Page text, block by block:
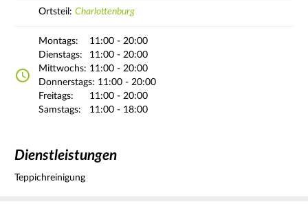
Ortsteil: Charlottenburg
Montags:
11:00 - 20:00
Dienstags:
11:00 - 20:00
Mittwochs: 11:00 - 20:00
Donnerstags: 11:00 - 20:00
Freitags:
11:00 - 20:00
Samstags:
11:00 - 18:00
Dienstleistungen
Teppichreinigung